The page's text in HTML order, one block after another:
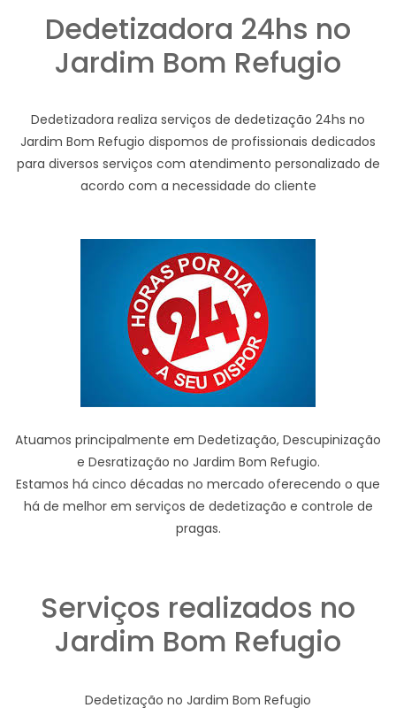
Dedetizadora 24hs no
Jardim Bom Refugio
Dedetizadora realiza serviços de dedetização 24hs no
Jardim Bom Refugio dispomos de profissionais dedicados
para diversos serviços com atendimento personalizado de
acordo com a necessidade do cliente
Atuamos principalmente em Dedetização, Descupinização
e Desratização no Jardim Bom Refugio.
Estamos há cinco décadas no mercado oferecendo o que
há de melhor em serviços de dedetização e controle de
pragas.
Serviços realizados no
Jardim Bom Refugio
Dedetização no Jardim Bom Refugio